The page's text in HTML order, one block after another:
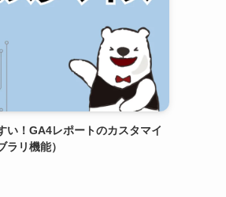
い！GA4レポートのカスタマイ
ラリ機能）